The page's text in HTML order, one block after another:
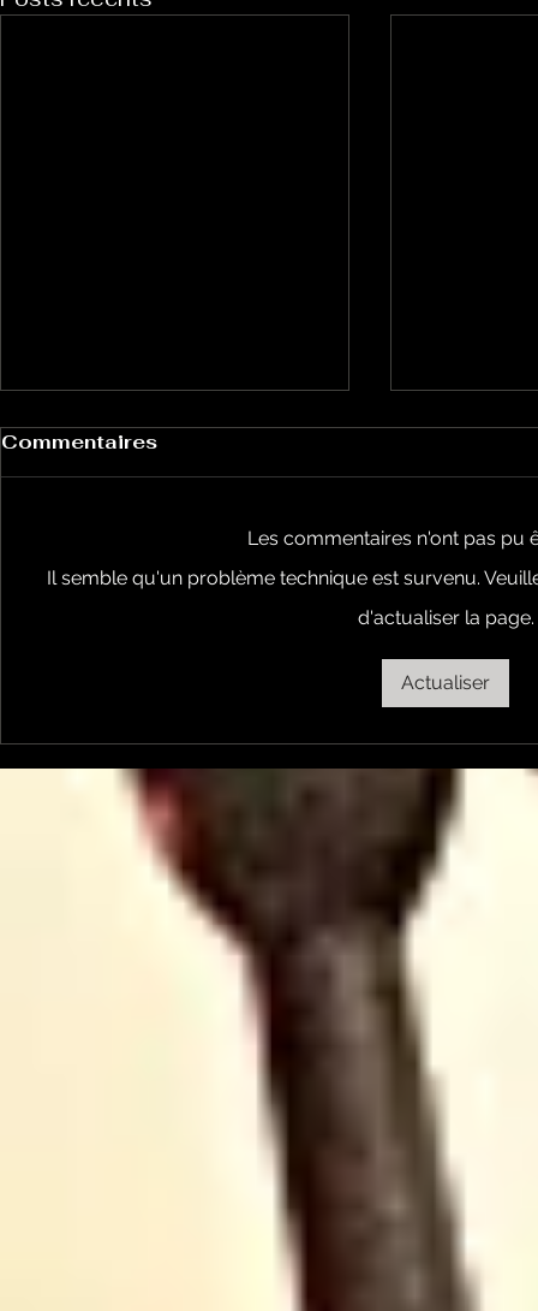
Les
Lundi 11
Commentaires
Les commentaires n'ont pas pu
Il semble qu'un problème technique est survenu.
d'actualiser la page.
Actualiser